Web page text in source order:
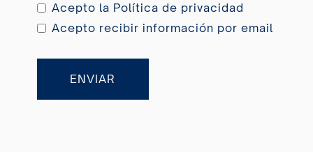
Acepto la Política de privacidad
Acepto recibir información por email
ENVIAR